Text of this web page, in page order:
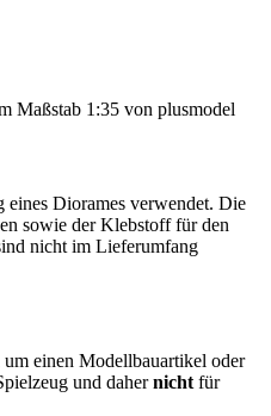
Maßstab 1:35 von plusmodel
Diorames verwendet. Die
sowie der Klebstoff für den
nicht im Lieferumfang
einen Modellbauartikel oder
und dahernicht für